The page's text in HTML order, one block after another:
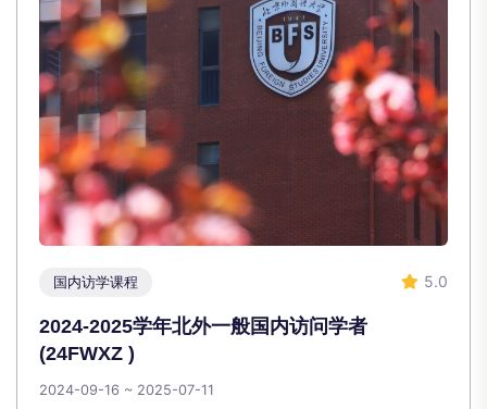
国内访学课程 5.0
2024-2025学年北外一般国内访问学者
(24FWXZ )
2024-09-16 ~ 2025-07-11